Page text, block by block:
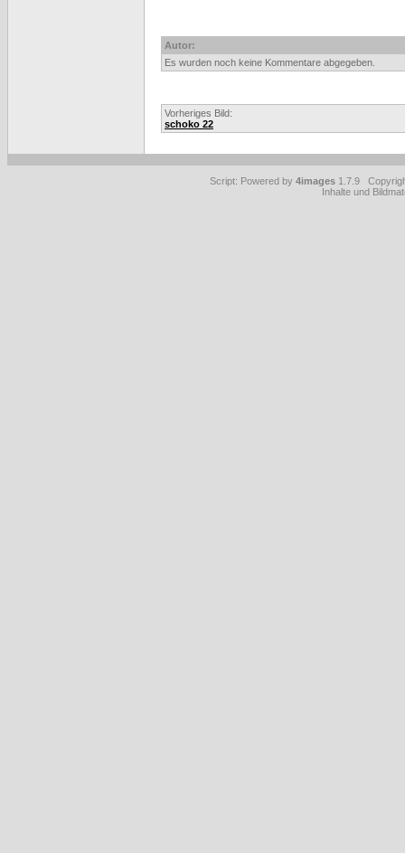
Autor:
Es wurden noch keine Kommentare abgegeben.
Vorheriges Bild:
schoko 22
Script: Powered by 4images 1.7.9
Inhalte und